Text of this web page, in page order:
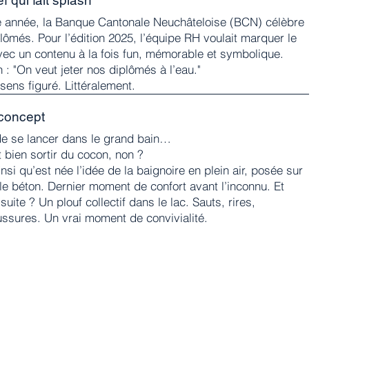
année, la Banque Cantonale Neuchâteloise (BCN) célèbre
Pour l’édition 2025, l’équipe RH voulait marquer le
un contenu à la fois fun, mémorable et symbolique.
: "On veut jeter nos diplômés à l’eau."
figuré. Littéralement.
se lancer dans le grand bain…
sortir du cocon, non ?
qu’est née l’idée de la baignoire en plein air, posée sur
béton. Dernier moment de confort avant l’inconnu. Et
? Un plouf collectif dans le lac. Sauts, rires,
Un vrai moment de convivialité.